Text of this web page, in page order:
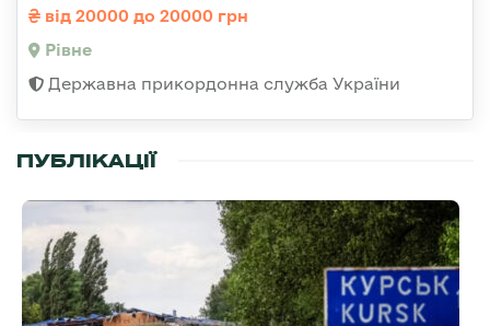
від 20000 до 20000 грн
Рівне
Державна прикордонна служба України
ПУБЛІКАЦІЇ